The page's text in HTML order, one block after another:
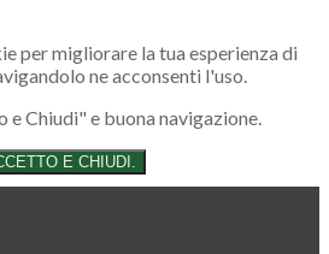
per migliorare la tua esperienza di
ne acconsenti l'uso.
e Chiudi" e buona navigazione.
E CHIUDI.